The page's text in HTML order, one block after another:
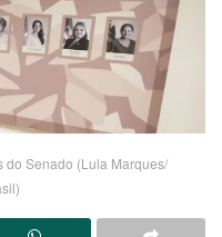
do Senado (Lula Marques/